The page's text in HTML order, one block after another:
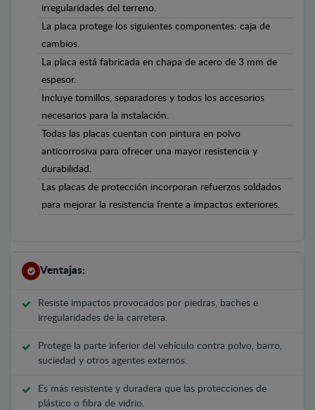
irregularidades del terreno.
La placa protege los siguientes componentes: caja de
cambios.
La placa está fabricada en chapa de acero de 3 mm de
espesor.
Incluye tornillos, separadores y todos los accesorios
necesarios para la instalación.
Todas las placas cuentan con pintura en polvo
anticorrosiva para ofrecer una mayor resistencia y
durabilidad.
Las placas de protección incorporan refuerzos soldados
para mejorar la resistencia frente a impactos exteriores.
Ventajas:
Resiste impactos provocados por piedras, baches e
irregularidades de la carretera.
Protege la parte inferior del vehículo contra polvo, barro,
suciedad y otros agentes externos.
Es más resistente y duradera que las protecciones de
plástico o fibra de vidrio.